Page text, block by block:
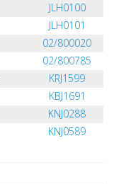
JLH0100
JLH0101
02/800020
02/800785
KRJ1599
KBJ1691
KNJ0288
KNJ0589